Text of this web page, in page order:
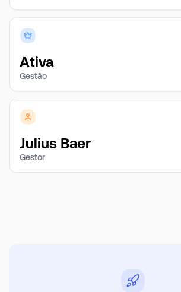
Ativa
Gestão
Julius Baer
Gestor